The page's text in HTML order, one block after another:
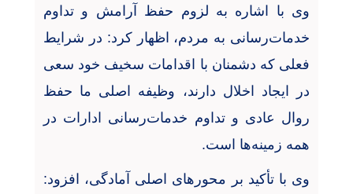
وی با اشاره به لزوم حفظ آرامش و تداوم
خدمات‌رسانی به مردم، اظهار کرد: در شرایط
فعلی که دشمنان با اقدامات سخیف خود سعی
در ایجاد اخلال دارند، وظیفه‌ اصلی ما حفظ
روال عادی و تداوم خدمات‌رسانی ادارات در
همه زمینه‌ها است.
وی با تأکید بر محورهای اصلی آمادگی، افزود: